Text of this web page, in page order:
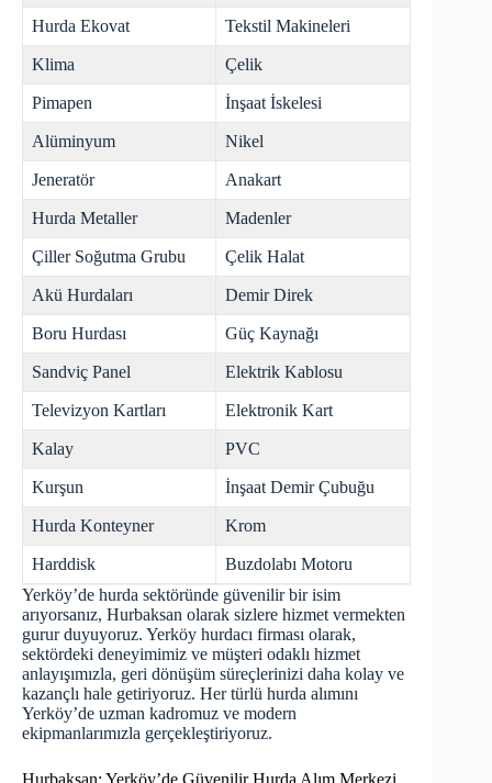
Hurda Ekovat Tekstil Makineleri
Klima Çelik
Pimapen İnşaat İskelesi
Alüminyum Nikel
Jeneratör Anakart
Hurda Metaller Madenler
Çiller Soğutma Grubu Çelik Halat
Akü Hurdaları Demir Direk
Boru Hurdası Güç Kaynağı
Sandviç Panel Elektrik Kablosu
Televizyon Kartları Elektronik Kart
Kalay PVC
Kurşun İnşaat Demir Çubuğu
Hurda Konteyner Krom
Harddisk
Buzdolabı Motoru
Yerköy’de hurda sektöründe güvenilir bir isim
arıyorsanız, Hurbaksan olarak sizlere hizmet vermekten
gurur duyuyoruz. Yerköy hurdacı firması olarak,
sektördeki deneyimimiz ve müşteri odaklı hizmet
anlayışımızla, geri dönüşüm süreçlerinizi daha kolay ve
kazançlı hale getiriyoruz. Her türlü hurda alımını
Yerköy’de uzman kadromuz ve modern
ekipmanlarımızla gerçekleştiriyoruz.
Hurbaksan: Yerköy’de Güvenilir Hurda Alım Merkezi